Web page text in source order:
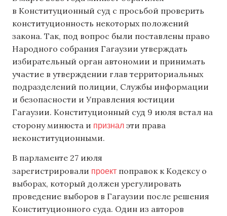
в Конституционный суд с просьбой проверить
конституционность некоторых положений
закона. Так, под вопрос были поставлены право
Народного собрания Гагаузии утверждать
избирательный орган автономии и принимать
участие в утверждении глав территориальных
подразделений полиции, Службы информации
и безопасности и Управления юстиции
Гагаузии. Конституционный суд 9 июля встал на
сторону минюста и признал эти права
неконституционными.
В парламенте 27 июля
зарегистрировали проект поправок к Кодексу о
выборах, который должен урегулировать
проведение выборов в Гагаузии после решения
Конституционного суда. Один из авторов